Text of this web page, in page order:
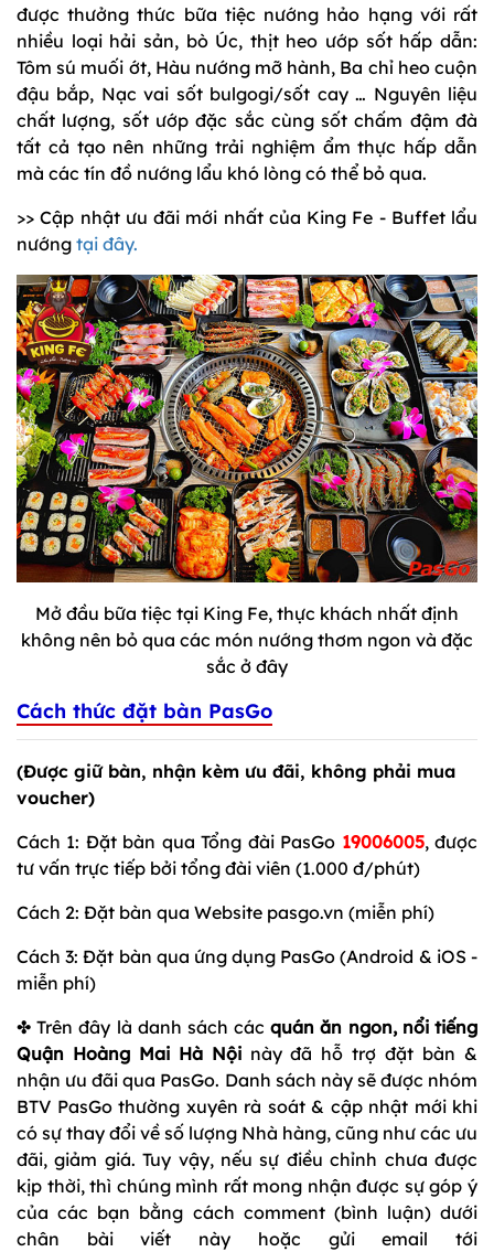
được thưởng thức bữa tiệc nướng hảo hạng với rất
nhiều loại hải sản, bò Úc, thịt heo ướp sốt hấp dẫn:
Tôm sú muối ớt, Hàu nướng mỡ hành, Ba chỉ heo cuộn
đậu bắp, Nạc vai sốt bulgogi/sốt cay … Nguyên liệu
chất lượng, sốt ướp đặc sắc cùng sốt chấm đậm đà
tất cả tạo nên những trải nghiệm ẩm thực hấp dẫn
mà các tín đồ nướng lẩu khó lòng có thể bỏ qua.
>> Cập nhật ưu đãi mới nhất của King Fe - Buffet lẩu
nướng tại đây.
Mở đầu bữa tiệc tại King Fe, thực khách nhất định
không nên bỏ qua các món nướng thơm ngon và đặc
sắc ở đây
Cách thức đặt bàn PasGo
(Được giữ bàn, nhận kèm ưu đãi, không phải mua
voucher)
Cách 1: Đặt bàn qua Tổng đài PasGo 19006005, được
tư vấn trực tiếp bởi tổng đài viên (1.000 đ/phút)
Cách 2: Đặt bàn qua Website pasgo.vn (miễn phí)
Cách 3: Đặt bàn qua ứng dụng PasGo (Android & iOS -
miễn phí)
✤ Trên đây là danh sách cácquán ăn ngon, nổi tiếng
Quận Hoàng Mai Hà Nộinày đã hỗ trợ đặt bàn &
nhận ưu đãi qua PasGo. Danh sách này sẽ được nhóm
BTV PasGo thường xuyên rà soát & cập nhật mới khi
có sự thay đổi về số lượng Nhà hàng, cũng như các ưu
đãi, giảm giá. Tuy vậy, nếu sự điều chỉnh chưa được
kịp thời, thì chúng mình rất mong nhận được sự góp ý
của các bạn bằng cách comment (bình luận) dưới
chân bài viết này hoặc gửi email tới